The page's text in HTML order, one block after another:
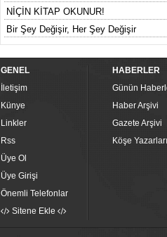
NİÇİN KİTAP OKUNUR!
Bir Şey Değişir, Her Şey Değişir
GENEL
İletişim
Künye
Linkler
Rss
Üye Ol
Üye Girişi
Önemli Telefonlar
Sitene Ekle
HABERLER
Günün
Haber Arşivi
Gazete Arşivi
Köşe Yazarları